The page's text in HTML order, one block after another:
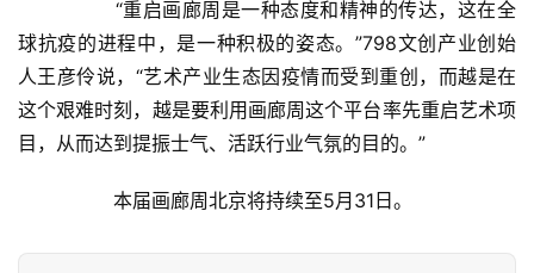
欣
赏
砚
球抗疫的进程中，是一种积极的姿态。”798文创产业创始
人王彦伶说，“艺术产业生态因疫情而受到重创，而越是在
这个艰难时刻，越是要利用画廊周这个平台率先重启艺术项
目，从而达到提振士气、活跃行业气氛的目的。”
  	本届画廊周北京将持续至5月31日。